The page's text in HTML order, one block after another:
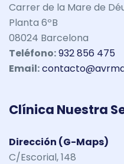
Carrer de la Mare de
Planta 6ºB
08024 Barcelona
Teléfono:932 856 475
Email:
Clínica Nuestra
Dirección (G-Maps)
C/Escorial, 148